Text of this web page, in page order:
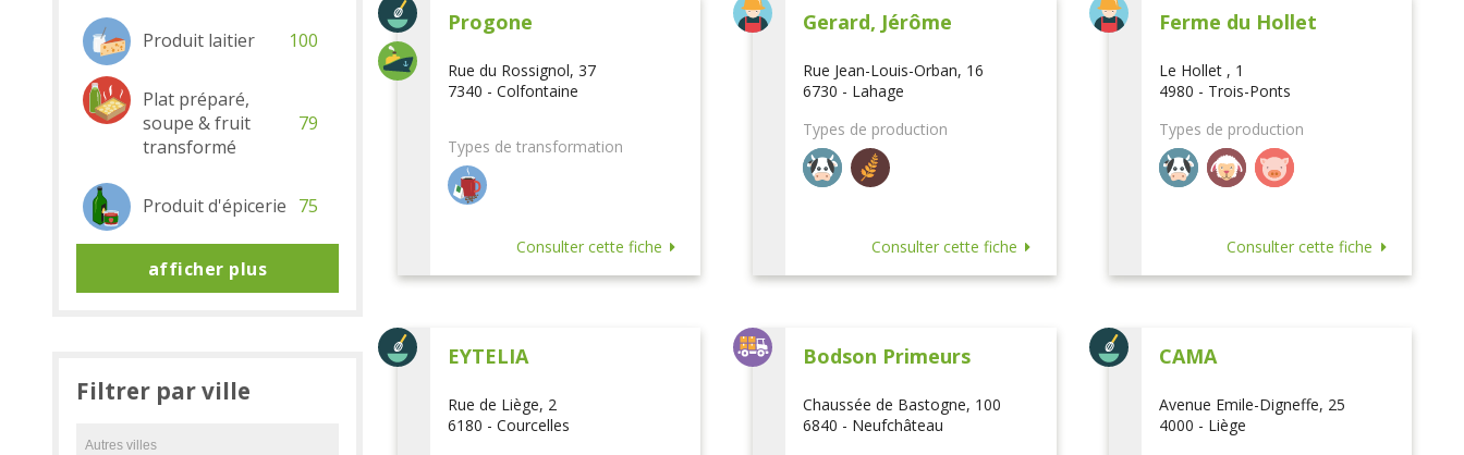
Progone
Rue du Rossignol, 37
7340 - Colfontaine
Types de transformation
Consulter cette fiche
Gerard, Jérôme
Rue Jean-Louis-Orban, 16
6730 - Lahage
Types de production
Consulter cette fiche
Ferme du Hollet
Le Hollet , 1
4980 - Trois-Ponts
Types de production
Consulter cette fiche
EYTELIA
Rue de Liège, 2
6180 - Courcelles
Bodson Primeurs
Chaussée de Bastogne, 100
6840 - Neufchâteau
CAMA
Avenue Emile-Digneffe, 25
4000 - Liège
Produit laitier 100
Plat préparé,
soupe & fruit
transformé
79
Produit d'épicerie 75
afficher plus
Filtrer par ville